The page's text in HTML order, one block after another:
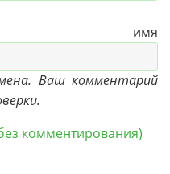
имя
Ваш комментарий
комментирования)